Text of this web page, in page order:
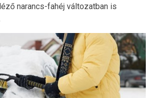
narancs-fahéj változatban is